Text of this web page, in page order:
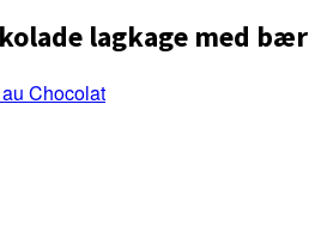
lagkage med bær
Chocolat